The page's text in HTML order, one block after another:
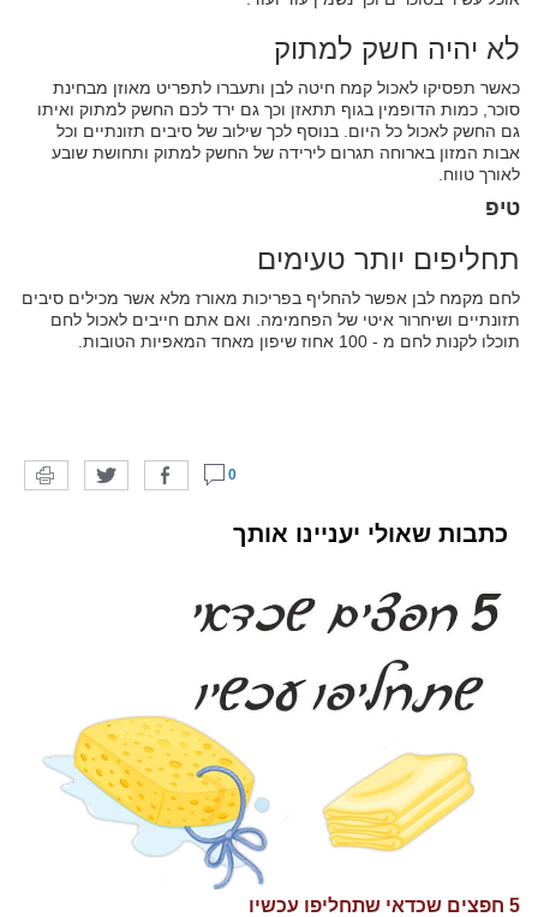
לא יהיה חשק למתוק
כאשר תפסיקו לאכול קמח חיטה לבן ותעברו לתפריט מאוזן מבחינת
סוכר, כמות הדופמין בגוף תתאזן וכך גם ירד לכם החשק למתוק ואיתו
גם החשק לאכול כל היום. בנוסף לכך שילוב של סיבים תזונתיים וכל
אבות המזון בארוחה תגרום לירידה של החשק למתוק ותחושת שובע
לאורך טווח.
טיפ
תחליפים יותר טעימים
לחם מקמח לבן אפשר להחליף בפריכות מאורז מלא אשר מכילים סיבים
תזונתיים ושיחרור איטי של הפחמימה. ואם אתם חייבים לאכול לחם
תוכלו לקנות לחם מ - 100 אחוז שיפון מאחד המאפיות הטובות.
0
כתבות שאולי יעניינו אותך
5 חפצים שכדאי שתחליפו עכשיו